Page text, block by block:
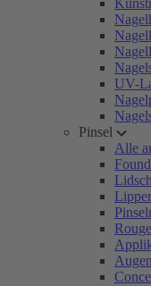
UV-
Pinsel
Alle